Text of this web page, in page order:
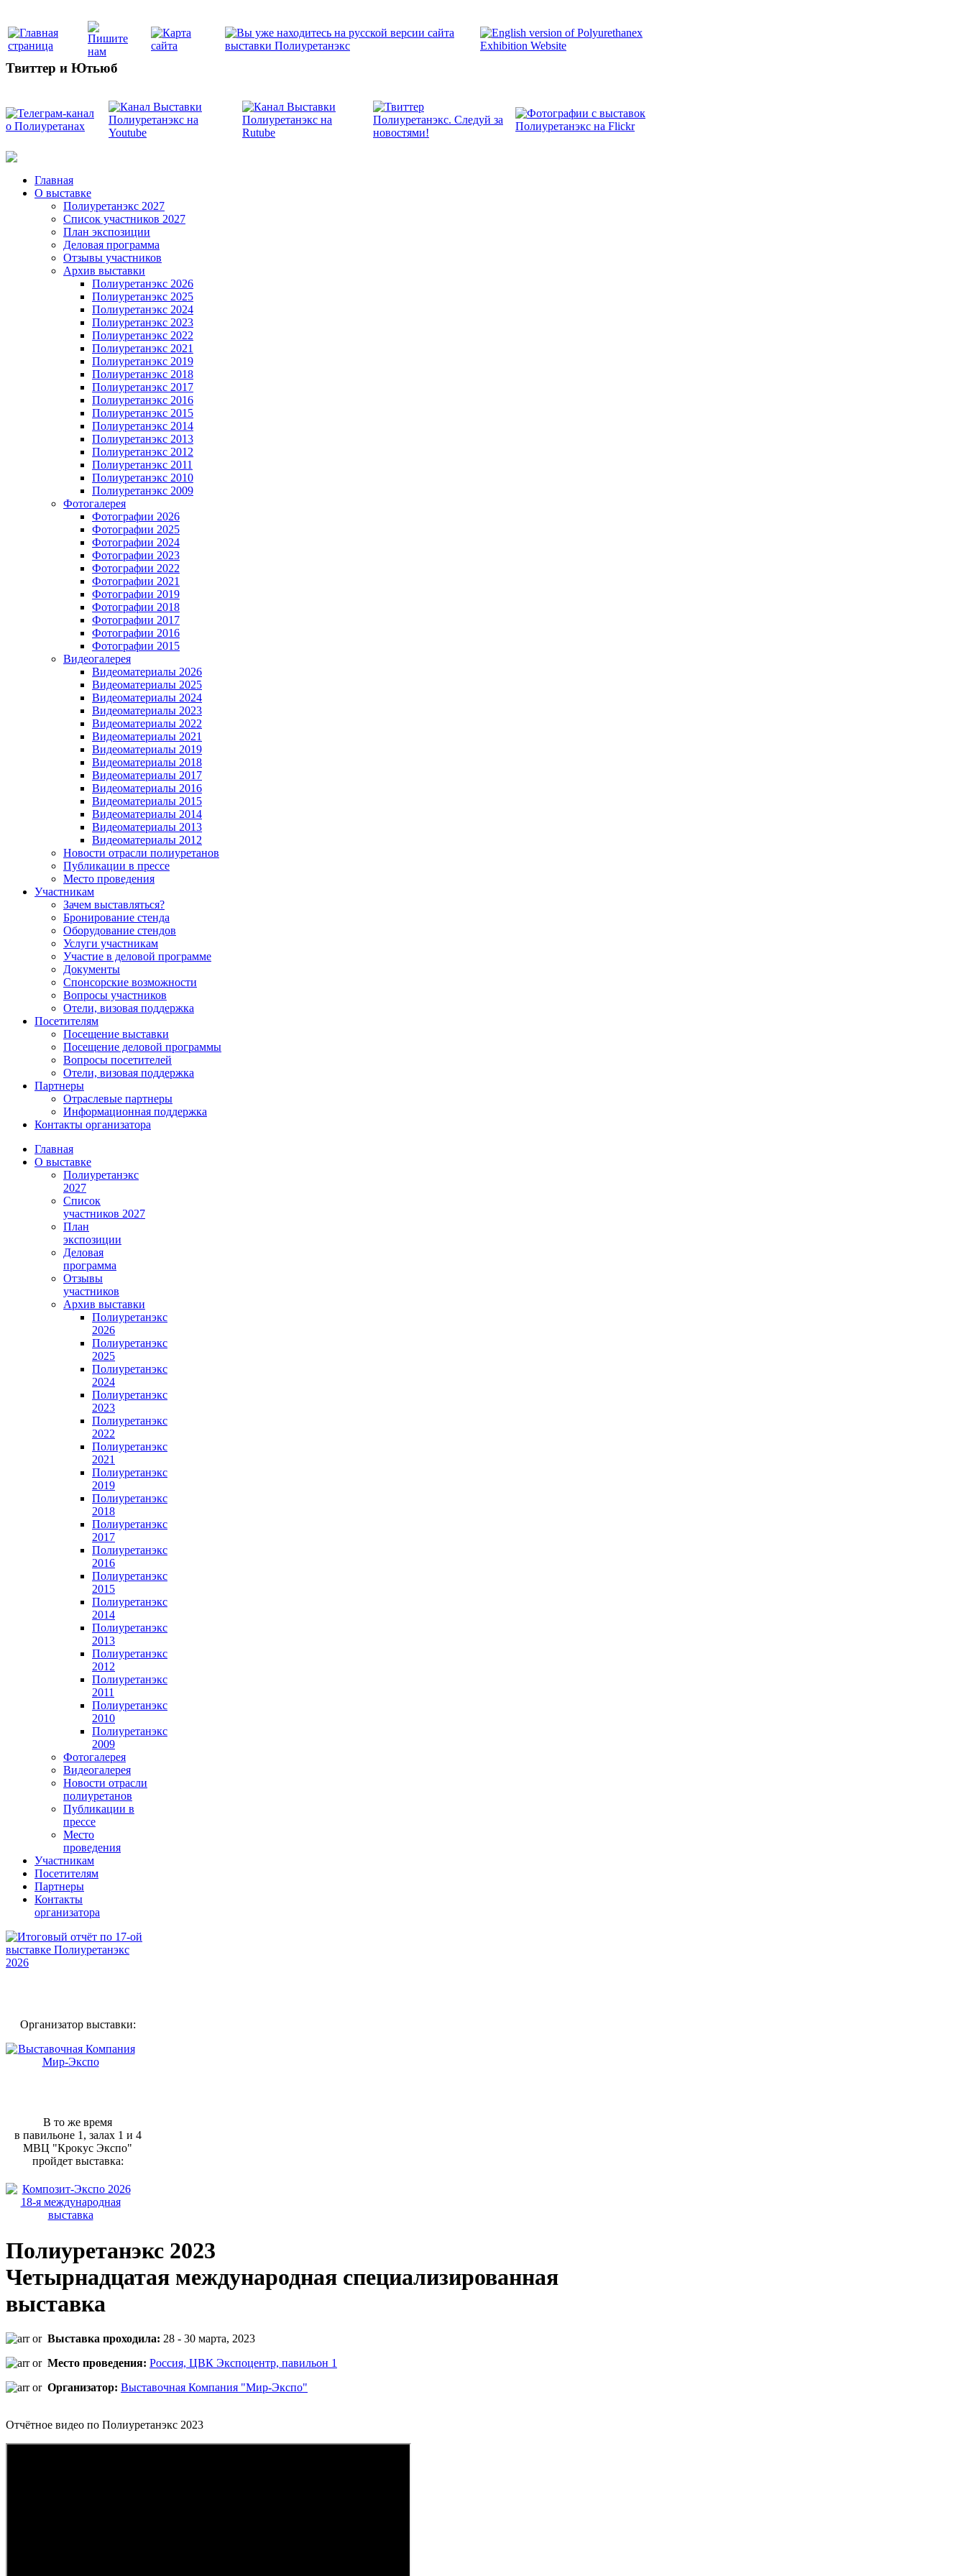
Твиттер и Ютьюб
Главная
О выставке
Полиуретанэкс 2027
Список участников 2027
План экспозиции
Деловая программа
Отзывы участников
Архив выставки
Полиуретанэкс 2026
Полиуретанэкс 2025
Полиуретанэкс 2024
Полиуретанэкс 2023
Полиуретанэкс 2022
Полиуретанэкс 2021
Полиуретанэкс 2019
Полиуретанэкс 2018
Полиуретанэкс 2017
Полиуретанэкс 2016
Полиуретанэкс 2015
Полиуретанэкс 2014
Полиуретанэкс 2013
Полиуретанэкс 2012
Полиуретанэкс 2011
Полиуретанэкс 2010
Полиуретанэкс 2009
Фотогалерея
Фотографии 2026
Фотографии 2025
Фотографии 2024
Фотографии 2023
Фотографии 2022
Фотографии 2021
Фотографии 2019
Фотографии 2018
Фотографии 2017
Фотографии 2016
Фотографии 2015
Видеогалерея
Видеоматериалы 2026
Видеоматериалы 2025
Видеоматериалы 2024
Видеоматериалы 2023
Видеоматериалы 2022
Видеоматериалы 2021
Видеоматериалы 2019
Видеоматериалы 2018
Видеоматериалы 2017
Видеоматериалы 2016
Видеоматериалы 2015
Видеоматериалы 2014
Видеоматериалы 2013
Видеоматериалы 2012
Новости отрасли полиуретанов
Публикации в прессе
Место проведения
Участникам
Зачем выставляться?
Бронирование стенда
Оборудование стендов
Услуги участникам
Участие в деловой программе
Документы
Спонсорские возможности
Вопросы участников
Отели, визовая поддержка
Посетителям
Посещение выставки
Посещение деловой программы
Вопросы посетителей
Отели, визовая поддержка
Партнеры
Отраслевые партнеры
Информационная поддержка
Контакты организатора
Главная
О выставке
Полиуретанэкс
2027
Список
участников 2027
План
экспозиции
Деловая
программа
Отзывы
участников
Архив выставки
Полиуретанэкс
2026
Полиуретанэкс
2025
Полиуретанэкс
2024
Полиуретанэкс
2023
Полиуретанэкс
2022
Полиуретанэкс
2021
Полиуретанэкс
2019
Полиуретанэкс
2018
Полиуретанэкс
2017
Полиуретанэкс
2016
Полиуретанэкс
2015
Полиуретанэкс
2014
Полиуретанэкс
2013
Полиуретанэкс
2012
Полиуретанэкс
2011
Полиуретанэкс
2010
Полиуретанэкс
2009
Фотогалерея
Видеогалерея
Новости отрасли
полиуретанов
Публикации в
прессе
Место
проведения
Участникам
Посетителям
Партнеры
Контакты
организатора
Организатор выставки:
В то же время
в павильоне 1, залах 1 и 4
МВЦ "Крокус Экспо"
пройдет выставка:
Полиуретанэкс 2023
Четырнадцатая международная специализированная
выставка
Выставка проходила: 28 - 30 марта, 2023
Место проведения: Россия, ЦВК Экспоцентр, павильон 1
Организатор: Выставочная Компания "Мир-Экспо"
Отчётное видео по Полиуретанэкс 2023